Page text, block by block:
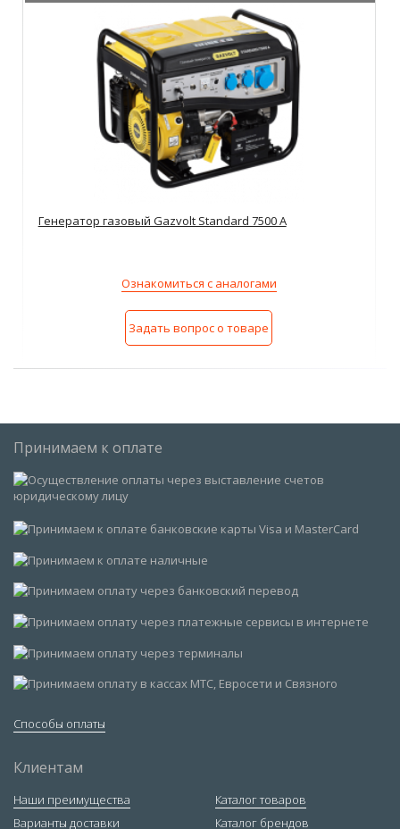
Генератор газовый Gazvolt Standard 7500 A
Ознакомиться с аналогами
Задать вопрос о товаре
Принимаем к оплате
Способы оплаты
Клиентам
Наши преимущества
Варианты доставки
Каталог товаров
Каталог брендов